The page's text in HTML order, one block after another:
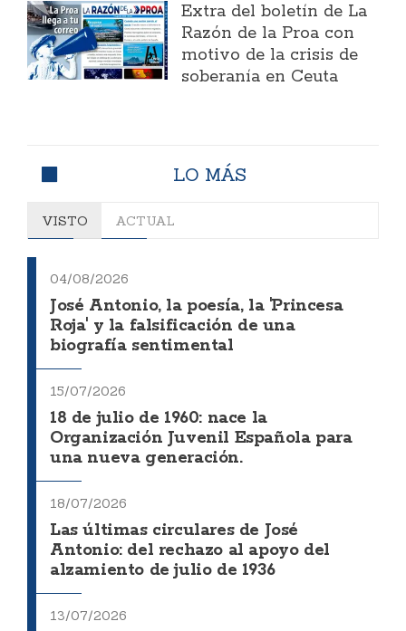
Extra del boletín de La
Razón de la Proa con
motivo de la crisis de
soberanía en Ceuta
LO MÁS
VISTO ACTUAL
04/08/2026
José Antonio, la poesía, la 'Princesa
Roja' y la falsificación de una
biografía sentimental
15/07/2026
18 de julio de 1960: nace la
Organización Juvenil Española para
una nueva generación.
18/07/2026
Las últimas circulares de José
Antonio: del rechazo al apoyo del
alzamiento de julio de 1936
13/07/2026